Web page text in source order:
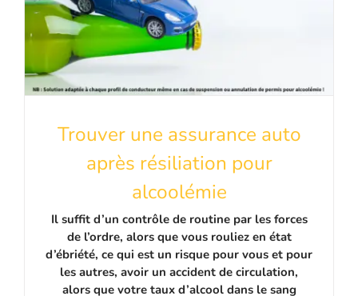
Trouver une assurance auto
après résiliation pour
alcoolémie
Il suffit d’un contrôle de routine par les forces
de l’ordre, alors que vous rouliez en état
d’ébriété, ce qui est un risque pour vous et pour
les autres, avoir un accident de circulation,
alors que votre taux d’alcool dans le sang